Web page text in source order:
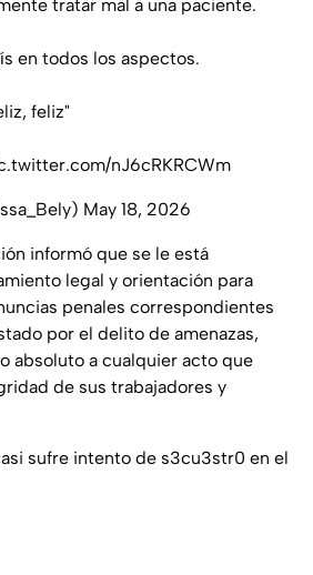
tratar mal a una paciente.
en todos los aspectos.
feliz"
nJ6cRKRCWm
May 18, 2026
informó que se le está
legal y orientación para
penales correspondientes
por el delito de amenazas,
absoluto a cualquier acto que
de sus trabajadores y
sufre intento de s3cu3str0 en el